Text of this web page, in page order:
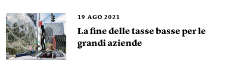
19 AGO 2021
La fine delle tasse basse per le
grandi aziende